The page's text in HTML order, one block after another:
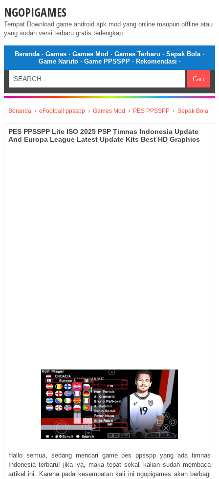
NGOPIGAMES
Tempat Download game android apk mod yang online maupun offline atau
yang sudah versi terbaru gratis terlengkap.
Beranda· Games · Games Mod · Games Terbaru · Sepak Bola·
Game Naruto· Game PPSSPP· Rekomendasi ·
Beranda › eFootball ppsspp › Games Mod › PES PPSSPP › Sepak Bola
PES PPSSPP Lite ISO 2025 PSP Timnas Indonesia Update
And Europa League Latest Update Kits Best HD Graphics
Hallo semua, sedang mencari game pes ppsspp yang ada timnas
Indonesia terbaru! jika iya, maka tepat sekali kalian sudah membaca
artikel ini. Karena pada kesempatan kali ini ngopigames akan berbagi